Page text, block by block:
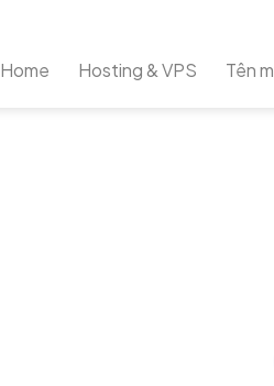
Home Hosting & VPS Tên